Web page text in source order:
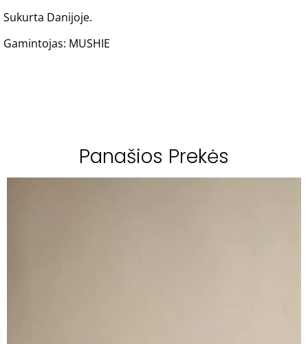
Sukurta Danijoje.
Gamintojas: MUSHIE
Panašios Prekės